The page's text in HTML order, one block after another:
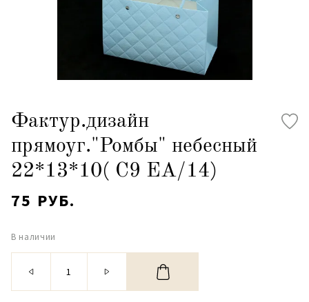
Фактур.дизайн
прямоуг."Ромбы" небесный
22*13*10( С9 ЕА/14)
75 РУБ.
В наличии